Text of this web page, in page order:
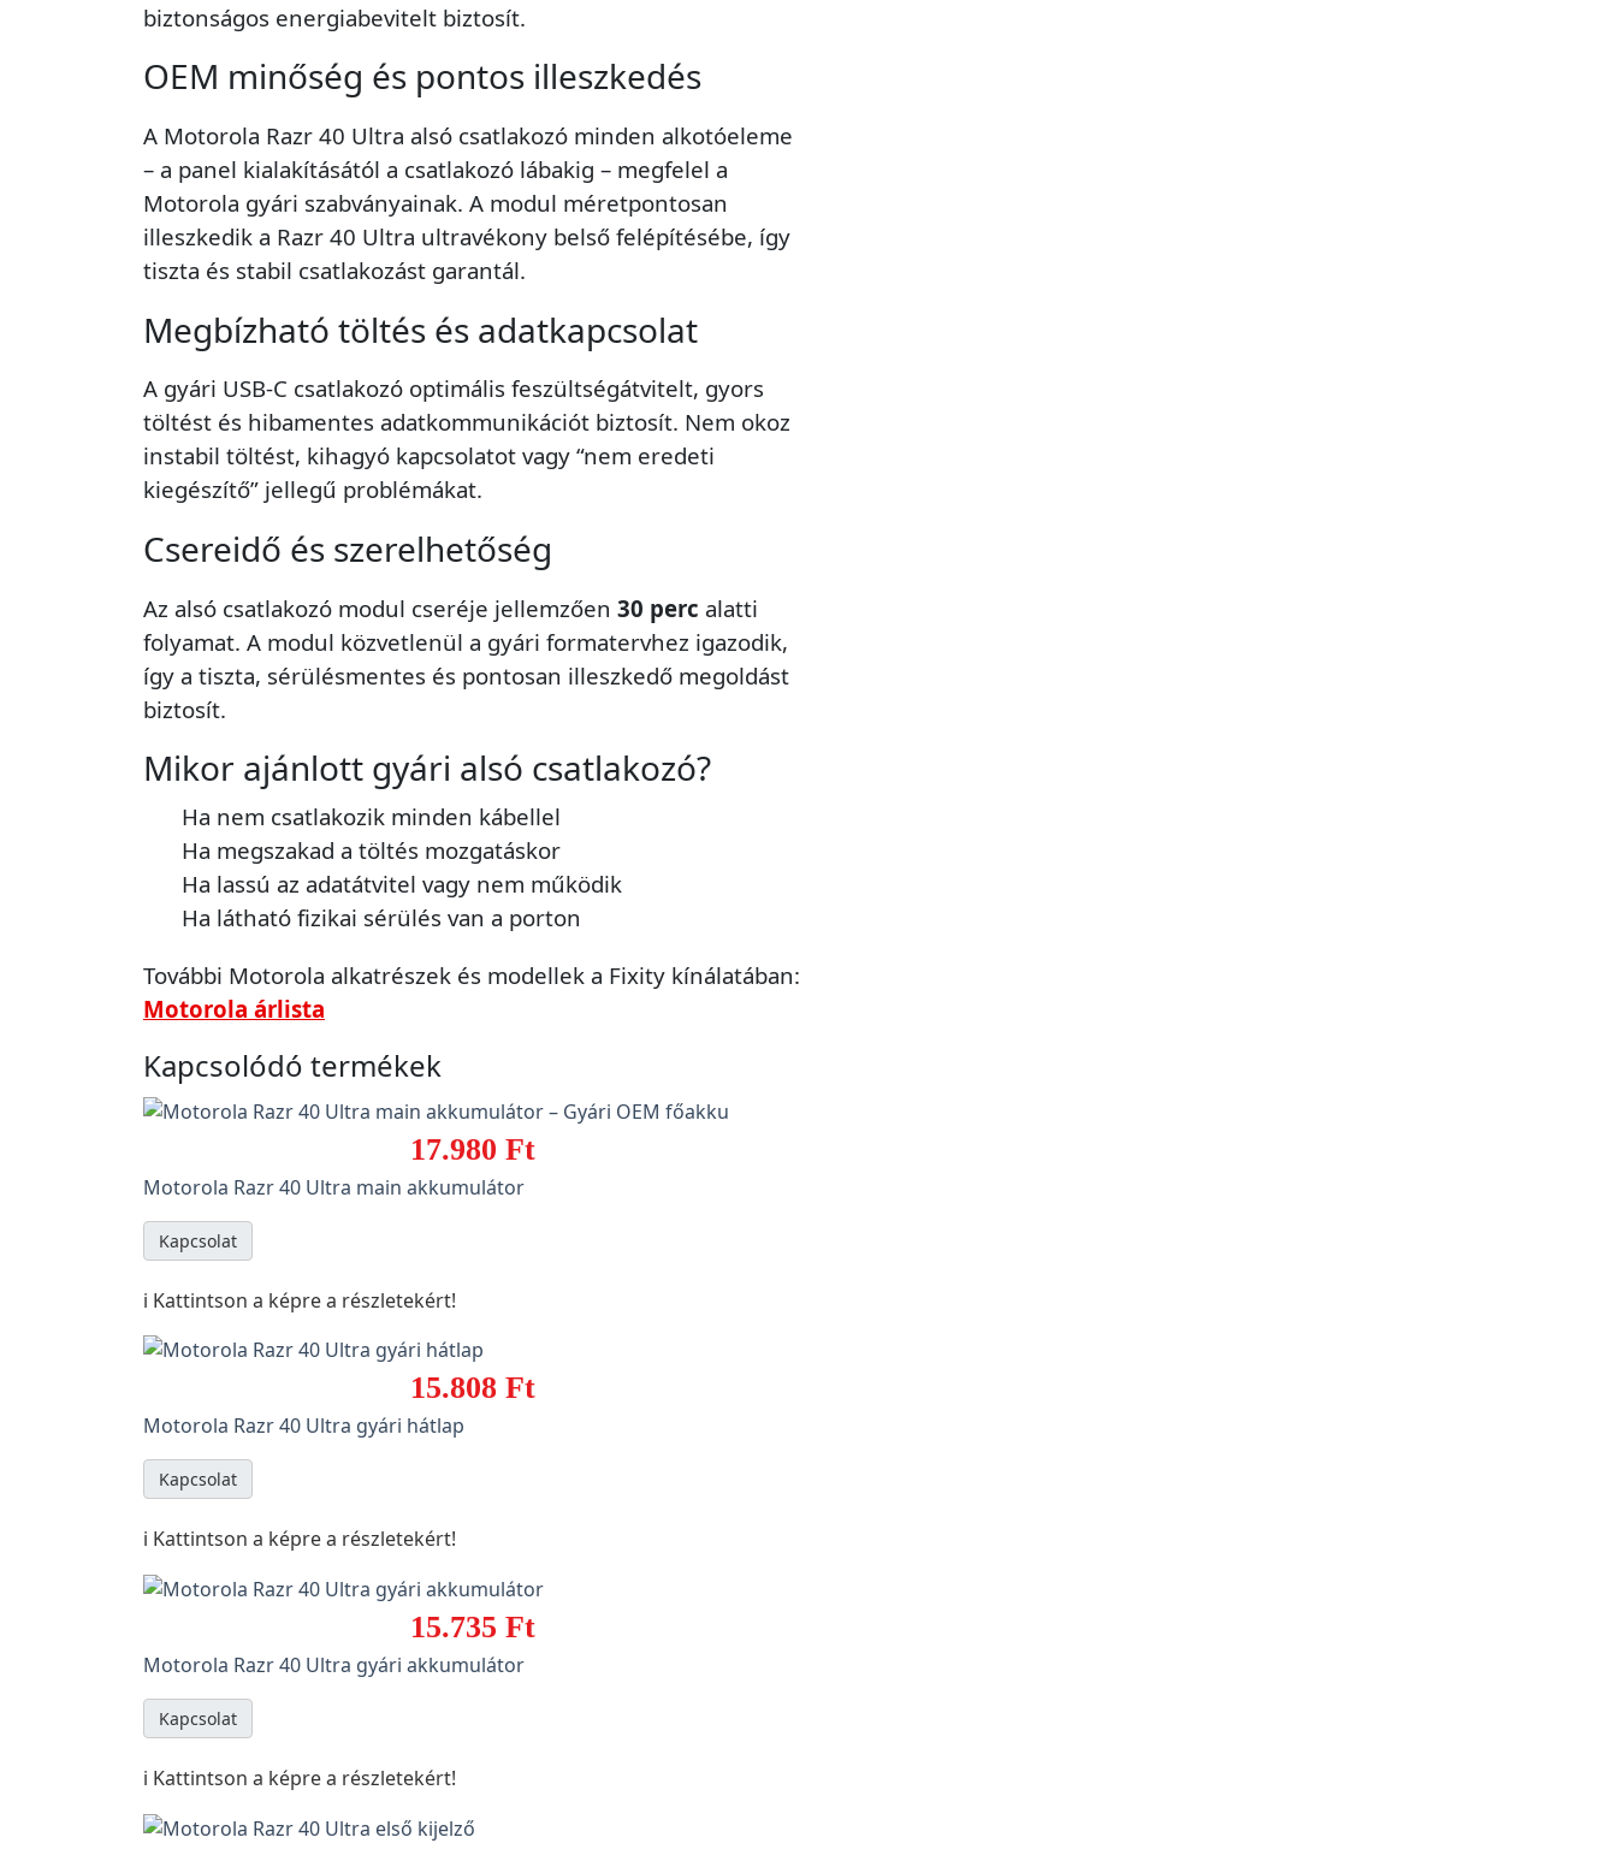
biztonságos energiabevitelt biztosít.
OEM minőség és pontos illeszkedés
A Motorola Razr 40 Ultra alsó csatlakozó minden alkotóeleme
– a panel kialakításától a csatlakozó lábakig – megfelel a
Motorola gyári szabványainak. A modul méretpontosan
illeszkedik a Razr 40 Ultra ultravékony belső felépítésébe, így
tiszta és stabil csatlakozást garantál.
Megbízható töltés és adatkapcsolat
A gyári USB-C csatlakozó optimális feszültségátvitelt, gyors
töltést és hibamentes adatkommunikációt biztosít. Nem okoz
instabil töltést, kihagyó kapcsolatot vagy “nem eredeti
kiegészítő” jellegű problémákat.
Csereidő és szerelhetőség
Az alsó csatlakozó modul cseréje jellemzően 30 perc alatti
folyamat. A modul közvetlenül a gyári formatervhez igazodik,
így a tiszta, sérülésmentes és pontosan illeszkedő megoldást
biztosít.
Mikor ajánlott gyári alsó csatlakozó?
Ha nem csatlakozik minden kábellel
Ha megszakad a töltés mozgatáskor
Ha lassú az adatátvitel vagy nem működik
Ha látható fizikai sérülés van a porton
További Motorola alkatrészek és modellek a Fixity kínálatában:
Motorola árlista
Kapcsolódó termékek
17.980 Ft
Motorola Razr 40 Ultra main akkumulátor
Kapcsolat
ℹ️ Kattintson a képre a részletekért!
15.808 Ft
Motorola Razr 40 Ultra gyári hátlap
Kapcsolat
ℹ️ Kattintson a képre a részletekért!
15.735 Ft
Motorola Razr 40 Ultra gyári akkumulátor
Kapcsolat
ℹ️ Kattintson a képre a részletekért!